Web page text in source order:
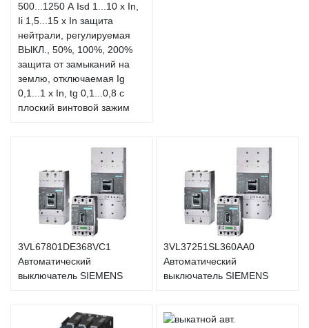
500...1250 А Isd 1...10 x In,
Ii 1,5...15 x In защита
нейтрали, регулируемая
ВЫКЛ., 50%, 100%, 200%
защита от замыканий на
землю, отключаемая Ig
0,1...1 x In, tg 0,1...0,8 с
плоский винтовой зажим
3VL67801DE368VC1
Автоматический
выключатель SIEMENS
3VL37251SL360AA0
Автоматический
выключатель SIEMENS